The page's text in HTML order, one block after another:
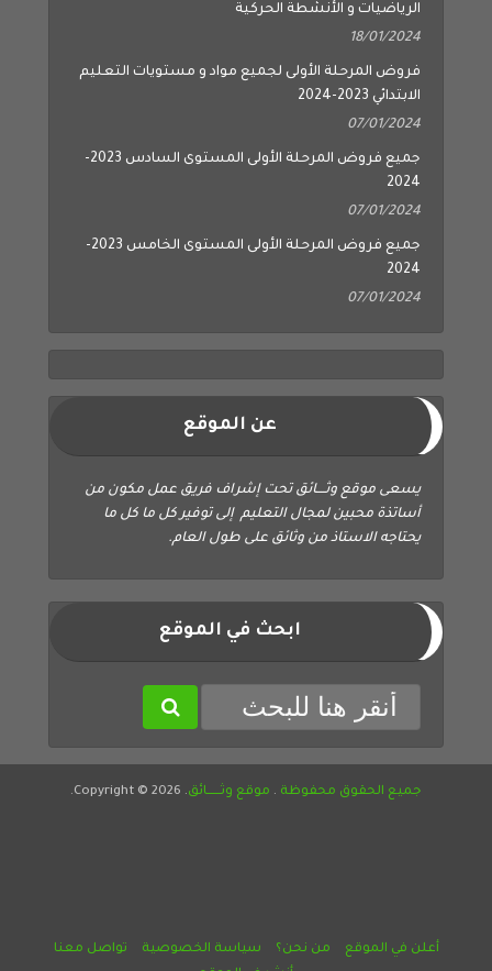
الرياضيات و الأنشطة الحركية
18/01/2024
فروض المرحلة الأولى لجميع مواد و مستويات التعليم
الابتدائي 2023-2024
07/01/2024
جميع فروض المرحلة الأولى المستوى السادس 2023-
2024
07/01/2024
جميع فروض المرحلة الأولى المستوى الخامس 2023-
2024
07/01/2024
عن الموقع
يسعى موقع وثــــائق تحت إشراف فريق عمل مكون من
أساتذة محبين لمجال التعليم إلى توفير كل ما كل ما
يحتاجه الاستاذ من وثائق على طول العام.
ابحث في الموقع
جميع الحقوق محفوظة . موقع وثــــــائق. Copyright © 2026.
أعلن في الموقع من نحن؟ سياسة الخصوصية
تواصل معنا